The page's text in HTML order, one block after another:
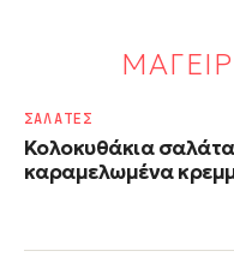
Κολοκυθάκια σαλάτα
καραμελωμένα
ΣΑΛΑΤΕΣ